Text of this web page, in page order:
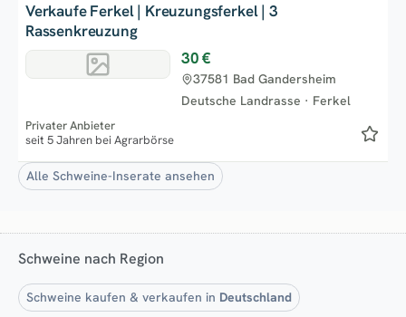
Verkaufe Ferkel | Kreuzungsferkel | 3
Rassenkreuzung
30 €
Deutsche Landrasse · Ferkel
37581 Bad Gandersheim
Privater Anbieter
seit 5 Jahren bei Agrarbörse
Alle Schweine-Inserate ansehen
Schweine nach Region
Schweine kaufen & verkaufen in Deutschland